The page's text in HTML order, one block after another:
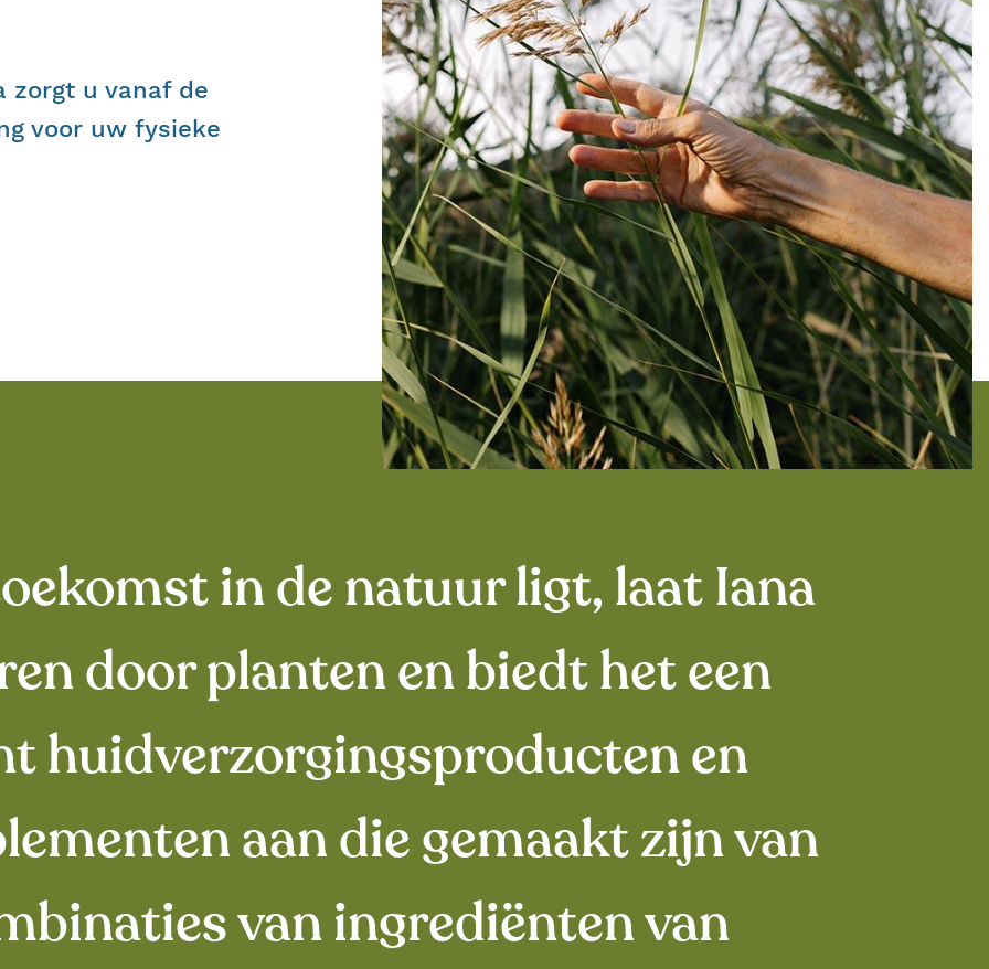
zorgt u vanaf de
voor uw fysieke
in de natuur ligt, laat Iana
door planten en biedt het een
huidverzorgingsproducten en
aan die gemaakt zijn van
van ingrediënten van